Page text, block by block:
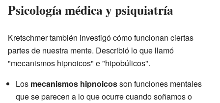
Psicología médica y psiquiatría
Kretschmer también investigó cómo funcionan ciertas
partes de nuestra mente. Describió lo que llamó
"mecanismos hipnoicos" e "hipobúlicos".
Los mecanismos hipnoicosson funciones mentales
que se parecen a lo que ocurre cuando soñamos o